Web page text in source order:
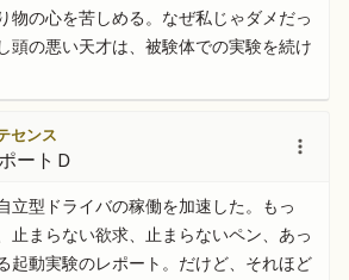
物の心を苦しめる。なぜ私じゃダメだっ
頭の悪い天才は、被験体での実験を続け
センス
ートＤ
立型ドライバの稼働を加速した。もっ
止まらない欲求、止まらないペン、あっ
起動実験のレポート。だけど、それほど